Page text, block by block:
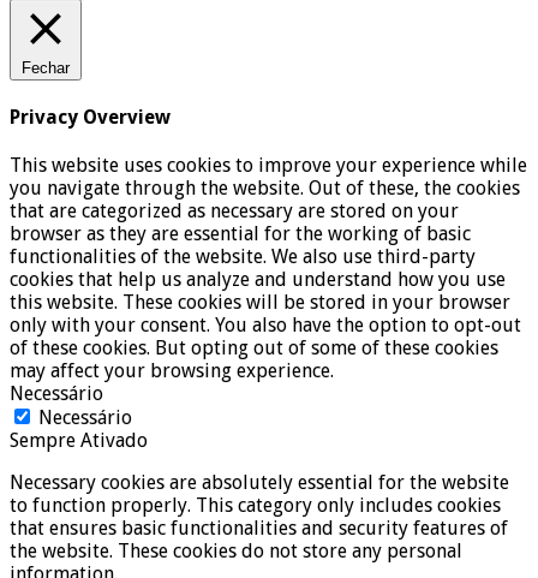
Fechar
Privacy Overview
This website uses cookies to improve your experience while
you navigate through the website. Out of these, the cookies
that are categorized as necessary are stored on your
browser as they are essential for the working of basic
functionalities of the website. We also use third-party
cookies that help us analyze and understand how you use
this website. These cookies will be stored in your browser
only with your consent. You also have the option to opt-out
of these cookies. But opting out of some of these cookies
may affect your browsing experience.
Necessário
Necessário
Sempre Ativado
Necessary cookies are absolutely essential for the website
to function properly. This category only includes cookies
that ensures basic functionalities and security features of
the website. These cookies do not store any personal